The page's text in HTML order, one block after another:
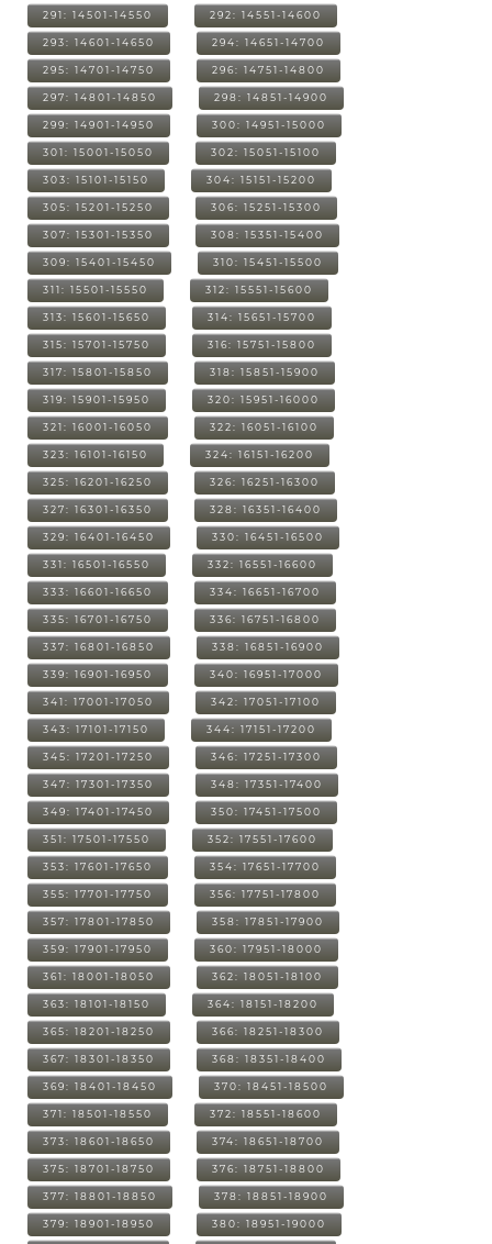
291: 14501-14550 292: 14551-14600
293: 14601-14650 294: 14651-14700
295: 14701-14750 296: 14751-14800
297: 14801-14850 298: 14851-14900
299: 14901-14950 300: 14951-15000
301: 15001-15050 302: 15051-15100
303: 15101-15150 304: 15151-15200
305: 15201-15250 306: 15251-15300
307: 15301-15350 308: 15351-15400
309: 15401-15450 310: 15451-15500
311: 15501-15550 312: 15551-15600
313: 15601-15650 314: 15651-15700
315: 15701-15750 316: 15751-15800
317: 15801-15850 318: 15851-15900
319: 15901-15950 320: 15951-16000
321: 16001-16050 322: 16051-16100
323: 16101-16150 324: 16151-16200
325: 16201-16250 326: 16251-16300
327: 16301-16350 328: 16351-16400
329: 16401-16450 330: 16451-16500
331: 16501-16550 332: 16551-16600
333: 16601-16650 334: 16651-16700
335: 16701-16750 336: 16751-16800
337: 16801-16850 338: 16851-16900
339: 16901-16950 340: 16951-17000
341: 17001-17050 342: 17051-17100
343: 17101-17150 344: 17151-17200
345: 17201-17250 346: 17251-17300
347: 17301-17350 348: 17351-17400
349: 17401-17450 350: 17451-17500
351: 17501-17550 352: 17551-17600
353: 17601-17650 354: 17651-17700
355: 17701-17750 356: 17751-17800
357: 17801-17850 358: 17851-17900
359: 17901-17950 360: 17951-18000
361: 18001-18050 362: 18051-18100
363: 18101-18150 364: 18151-18200
365: 18201-18250 366: 18251-18300
367: 18301-18350 368: 18351-18400
369: 18401-18450 370: 18451-18500
371: 18501-18550 372: 18551-18600
373: 18601-18650 374: 18651-18700
375: 18701-18750 376: 18751-18800
377: 18801-18850 378: 18851-18900
379: 18901-18950 380: 18951-19000